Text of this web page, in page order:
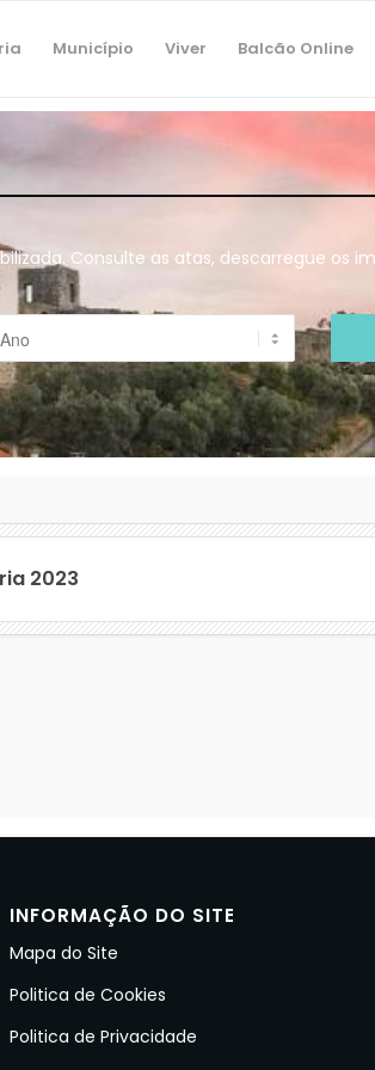
Município Viver Balcão Online
Consulte as atas, descarregue os
2023
INFORMAÇÃO DO SITE
Mapa do Site
Politica de Cookies
Politica de Privacidade